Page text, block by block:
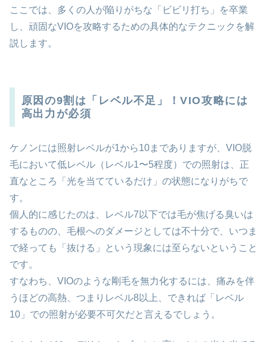
ここでは、多くの人が陥りがちな「ビビリ打ち」を卒業
し、頑固なVIOを攻略するための具体的なテクニックを解
説します。
原因の9割は「レベル不足」！VIO攻略には
高出力が必須
ケノンには照射レベルが1から10までありますが、VIO脱
毛において低レベル（レベル1〜5程度）での照射は、正
直なところ「光を当てているだけ」の状態になりがちで
す。
個人的に感じたのは、レベル7以下では毛が焦げる臭いは
するものの、毛根へのダメージとしては不十分で、いつま
で経っても「抜ける」という現象には至らないということ
です。
すなわち、VIOのような剛毛を無力化するには、痛みを伴
うほどの高熱、つまりレベル8以上、できれば「レベル
10」での照射が必要不可欠だと言えるでしょう。